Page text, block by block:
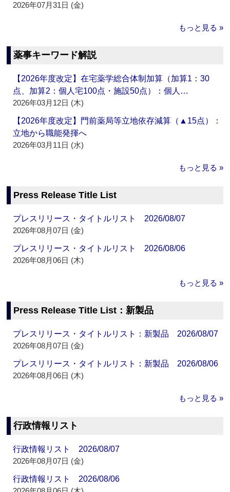
2026年07月31日 (金)
もっと見る »
薬事キーワード解説
【2026年度改定】在宅薬学総合体制加算（加算1：30
点、加算2：個人宅100点・施設50点）：個人…
2026年03月12日 (木)
【2026年度改定】門前薬局等立地依存減算（▲15点）：
立地から職能発揮へ
2026年03月11日 (水)
もっと見る »
Press Release Title List
プレスリリース・タイトルリスト 2026/08/07
2026年08月07日 (金)
プレスリリース・タイトルリスト 2026/08/06
2026年08月06日 (木)
もっと見る »
Press Release Title List：新製品
プレスリリース・タイトルリスト：新製品 2026/08/07
2026年08月07日 (金)
プレスリリース・タイトルリスト：新製品 2026/08/06
2026年08月06日 (木)
もっと見る »
行政情報リスト
行政情報リスト 2026/08/07
2026年08月07日 (金)
行政情報リスト 2026/08/06